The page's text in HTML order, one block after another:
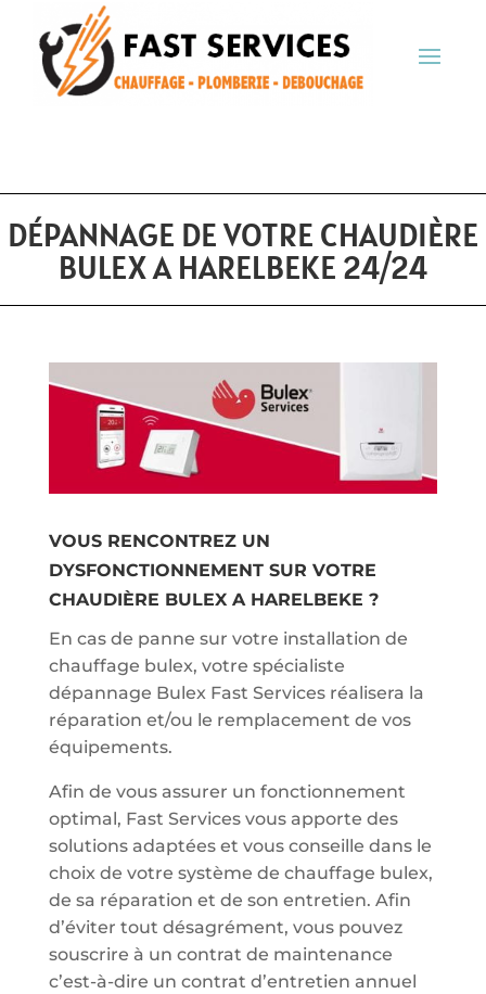
DÉPANNAGE DE VOTRE CHAUDIÈRE
BULEX A HARELBEKE 24/24
VOUS RENCONTREZ UN
DYSFONCTIONNEMENT SUR VOTRE
CHAUDIÈRE BULEX A HARELBEKE ?
En cas de panne sur votre installation de
chauffage bulex, votre spécialiste
dépannage Bulex Fast Services réalisera la
réparation et/ou le remplacement de vos
équipements.
Afin de vous assurer un fonctionnement
optimal, Fast Services vous apporte des
solutions adaptées et vous conseille dans le
choix de votre système de chauffage bulex,
de sa réparation et de son entretien. Afin
d’éviter tout désagrément, vous pouvez
souscrire à un contrat de maintenance
c’est-à-dire un contrat d’entretien annuel